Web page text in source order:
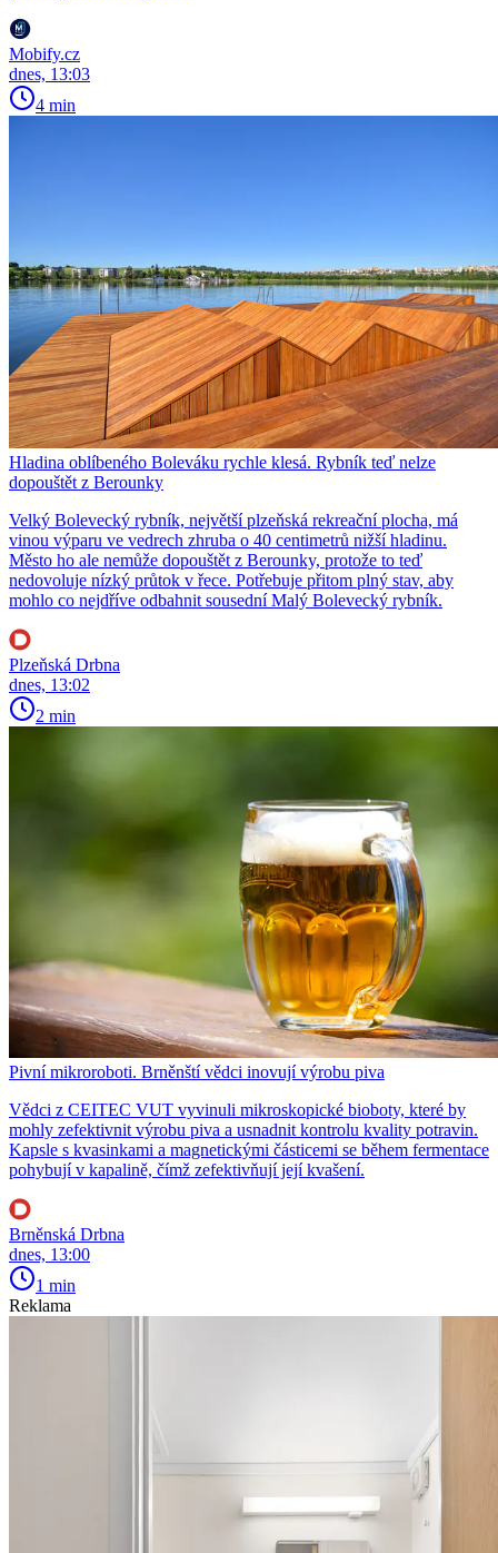
Mobify.cz
dnes, 13:03
4 min
Hladina oblíbeného Boleváku rychle klesá. Rybník teď nelze
dopouštět z Berounky
Velký Bolevecký rybník, největší plzeňská rekreační plocha, má
vinou výparu ve vedrech zhruba o 40 centimetrů nižší hladinu.
Město ho ale nemůže dopouštět z Berounky, protože to teď
nedovoluje nízký průtok v řece. Potřebuje přitom plný stav, aby
mohlo co nejdříve odbahnit sousední Malý Bolevecký rybník.
Plzeňská Drbna
dnes, 13:02
2 min
Pivní mikroroboti. Brněnští vědci inovují výrobu piva
Vědci z CEITEC VUT vyvinuli mikroskopické bioboty, které by
mohly zefektivnit výrobu piva a usnadnit kontrolu kvality potravin.
Kapsle s kvasinkami a magnetickými částicemi se během fermentace
pohybují v kapalině, čímž zefektivňují její kvašení.
Brněnská Drbna
dnes, 13:00
1 min
Reklama